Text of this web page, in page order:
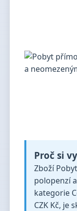
Proč si
Zboží
polopenzí
kategorie
CZK Kč, je